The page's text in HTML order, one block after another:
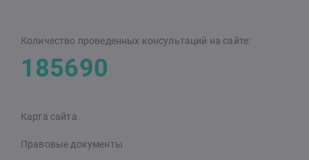
Карта сайта
Правовые документы
Количество проведенных консультаций на сайте:
185690